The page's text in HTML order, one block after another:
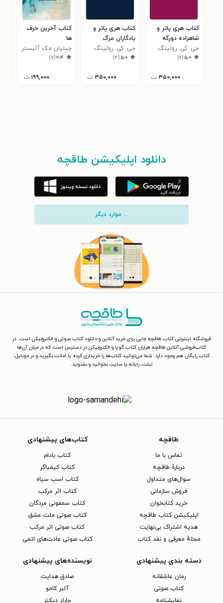
کتاب هری پاتر و
شاهزاده دورگه
جی. کی. رولینگ
۵٫۰(۶)
۳۵۰,۰۰۰ ت
کتاب هری پاتر و
یادگاران مرگ
جی. کی. رولینگ
۵٫۰(۳)
۳۵۰,۰۰۰ ت
کتاب آخرین حرف
ها
جیلیان مک آلیستر
۲٫۴(۷)
۱۹۹,۰۰۰ ت
دانلود اپلیکیشن طاقچه
... موارد دیگر
فروشگاه اینترنتی کتاب طاقچه جایی برای خرید آنلاین و دانلود کتاب صوتی و الکترونیکی است. در
کتاب‌فروشی آنلاین طاقچه هزاران کتاب گویا و الکترونیکی در دسترس است که در میان آن‌ها
کتاب رایگان هم وجود دارد. شما می‌توانید کتاب‌ها را خریداری کرده یا امانت بگیرید و در موبایل،
تبلت، رایانه یا سایت بخوانید و بشنوید.
طاقچه
تماس با ما
دربارهٔ طاقچه
سوال‌های متداول
فروش سازمانی
خرید کتابخوان
اپلیکیشن کتاب طاقچه
هدیه اشتراک بی‌نهایت
مجلهٔ معرفی و نقد کتاب
کتاب‌های پیشنهادی
کتاب بادام
کتاب کیمیاگر
کتاب اسب سیاه
کتاب اثر مرکب
کتاب سمفونی مردگان
کتاب صوتی ملت عشق
کتاب صوتی اثر مرکب
کتاب صوتی عادت‌های اتمی
دسته بندی پیشنهادی
رمان عاشقانه
کتاب‌ صوتی
نمایشنامه
نویسنده‌های پیشنهادی
صادق هدایت
آلبر کامو
چارلز دیکنز